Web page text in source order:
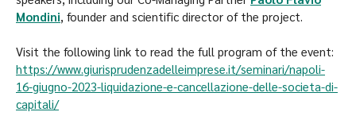
Mondini , founder and scientific director of the project.
Visit the following link to read the full program of the event:
https://www.giurisprudenzadelleimprese.it/seminari/napoli-
16-giugno-2023-liquidazione-e-cancellazione-delle-societa-di-
capitali/